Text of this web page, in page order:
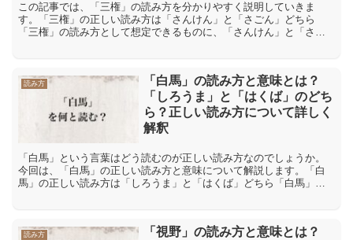
この記事では、「三権」の読み方を分かりやすく説明していきま
す。「三権」の正しい読み方は「さんけん」と「さごん」どちら
「三権」の読み方として想定できるものに、「さんけん」と「さご
読み方
「白馬」の読み方と意味とは？
「しろうま」と「はくば」のどち
ら？正しい読み方について詳しく
解釈
「白馬」という言葉はどう読むのが正しい読み方なのでしょうか。
今回は、「白馬」の正しい読み方と意味について解説します。「白
馬」の正しい読み方は「しろうま」と「はくば」どちら「白馬」と
読み方
「視野」の読み方と意味とは？